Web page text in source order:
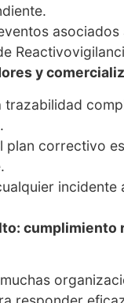
asociados
y
trazabilidad
plan correctivo
incidente
cumplimiento